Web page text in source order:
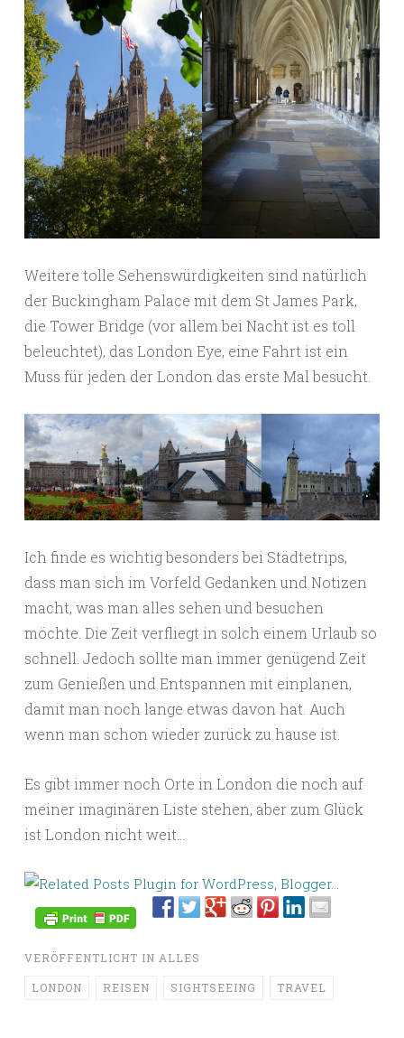
Weitere tolle Sehenswürdigkeiten sind natürlich
der Buckingham Palace mit dem St James Park,
die Tower Bridge (vor allem bei Nacht ist es toll
beleuchtet), das London Eye, eine Fahrt ist ein
Muss für jeden der London das erste Mal besucht.
Ich finde es wichtig besonders bei Städtetrips,
dass man sich im Vorfeld Gedanken und Notizen
macht, was man alles sehen und besuchen
möchte. Die Zeit verfliegt in solch einem Urlaub so
schnell. Jedoch sollte man immer genügend Zeit
zum Genießen und Entspannen mit einplanen,
damit man noch lange etwas davon hat. Auch
wenn man schon wieder zurück zu hause ist.
Es gibt immer noch Orte in London die noch auf
meiner imaginären Liste stehen, aber zum Glück
ist London nicht weit…
VERÖFFENTLICHT IN ALLES
LONDON REISEN SIGHTSEEING TRAVEL